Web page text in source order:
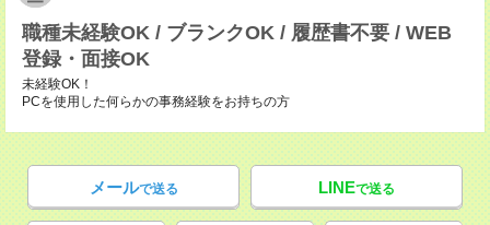
職種未経験OK / ブランクOK / 履歴書不要 / WEB
登録・面接OK
未経験OK！
PCを使用した何らかの事務経験をお持ちの方
メールで送る LINEで送る